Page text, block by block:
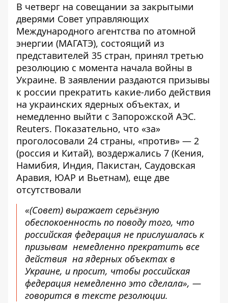
В четверг на совещании за закрытыми
дверями Совет управляющих
Международного агентства по атомной
энергии (МАГАТЭ), состоящий из
представителей 35 стран, принял третью
резолюцию с момента начала войны в
Украине. В заявлении раздаются призывы
к россии прекратить какие-либо действия
на украинских ядерных объектах, и
немедленно выйти с Запорожской АЭС.
Reuters. Показательно, что «за»
проголосовали 24 страны, «против» — 2
(россия и Китай), воздержались 7 (Кения,
Намибия, Индия, Пакистан, Саудовская
Аравия, ЮАР и Вьетнам), еще две
отсутствовали
«(Совет) выражает серьёзную
обеспокоенность по поводу того, что
российская федерация не прислушалась к
призывам немедленно прекратить все
действия на ядерных объектах в
Украине, и просит, чтобы российская
федерация немедленно это сделала», —
говорится в тексте резолюции.